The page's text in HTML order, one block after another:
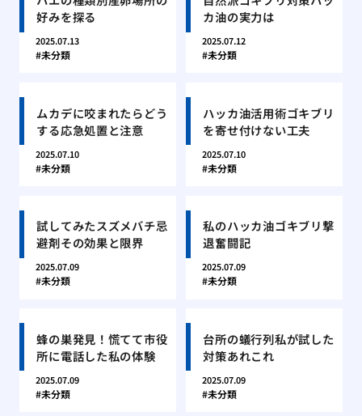
好みを探る
2025.07.13
未分類
カ油の実力は
2025.07.12
未分類
ムカデに咬まれたらどう
する応急処置と注意
2025.07.10
未分類
ハッカ油活用術ゴキブリ
を寄せ付けない工夫
2025.07.10
未分類
試してみたスズメバチ忌
避剤その効果と限界
2025.07.09
未分類
私のハッカ油ゴキブリ撃
退奮闘記
2025.07.09
未分類
蜂の巣発見！慌てて市役
所に電話した私の体験
2025.07.09
未分類
台所の蟻行列私が試した
対策あれこれ
2025.07.09
未分類